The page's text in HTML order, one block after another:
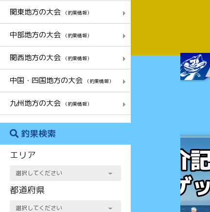
関東地方の大会 （釣果情報）
中部地方の大会 （釣果情報）
関西地方の大会 （釣果情報）
中国・四国地方の大会 （釣果情報）
九州地方の大会 （釣果情報）
釣果検索
エリア
都道府県
チャンス